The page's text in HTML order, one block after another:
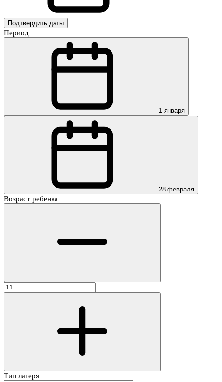
Подтвердить даты
Период
1 января
28 февраля
Возраст ребенка
Тип лагеря